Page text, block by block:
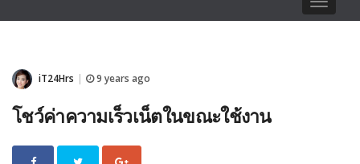
iT24Hrs 9 years ago
โชว์ค่าความเร็วเน็ตในขณะใช้งาน